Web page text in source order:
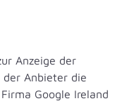
Anzeige der
der Anbieter die
Google Ireland